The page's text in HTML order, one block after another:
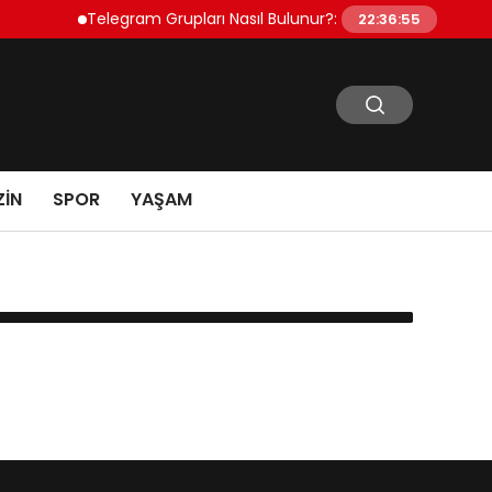
Telegram Grupları Nasıl Bulunur?: Telegram’da
22:36:55
SPOR YAŞAM